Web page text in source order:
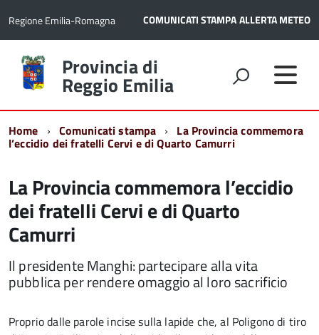
Regione Emilia-Romagna COMUNICATI STAMPAALLERTA METEO
Torna
alla
home
Provincia di
Reggio Emilia
Home Comunicati stampa La Provincia commemora
l’eccidio dei fratelli Cervi e di Quarto Camurri
La Provincia commemora l’eccidio
dei fratelli Cervi e di Quarto
Camurri
Il presidente Manghi: partecipare alla vita
pubblica per rendere omaggio al loro sacrificio
Proprio dalle parole incise sulla lapide che, al Poligono di tiro